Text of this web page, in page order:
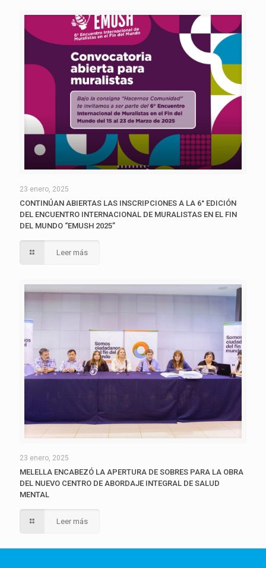
23 enero, 2025
CONTINÚAN ABIERTAS LAS INSCRIPCIONES A LA 6° EDICIÓN
DEL ENCUENTRO INTERNACIONAL DE MURALISTAS EN EL FIN
DEL MUNDO “EMUSH 2025”
Leer más
23 enero, 2025
MELELLA ENCABEZÓ LA APERTURA DE SOBRES PARA LA OBRA
DEL NUEVO CENTRO DE ABORDAJE INTEGRAL DE SALUD
MENTAL
Leer más